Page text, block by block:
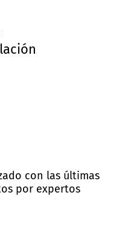
con las últimas
por expertos